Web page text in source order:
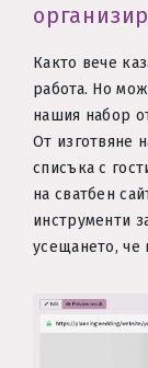
Както вече
работа. Но
нашия набор
От изготвяне
списъка с
на сватбен
инструменти
усещането, че